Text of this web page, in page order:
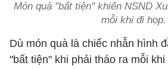
Món quà "bất tiện" khiến NSND
mỗi khi đi họp.
Dù món quà là chiếc nhẫn hình
"bất tiện" khi phải tháo ra mỗi